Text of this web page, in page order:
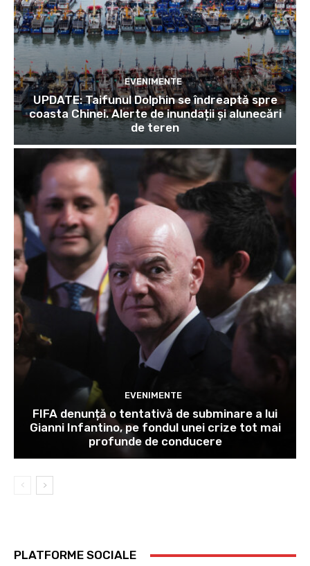
EVENIMENTE
UPDATE: Taifunul Dolphin se îndreaptă spre
coasta Chinei. Alerte de inundații și alunecări
de teren
EVENIMENTE
FIFA denunță o tentativă de subminare a lui
Gianni Infantino, pe fondul unei crize tot mai
profunde de conducere
PLATFORME SOCIALE